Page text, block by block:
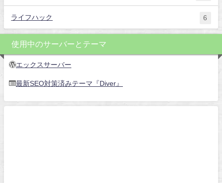
ライフハック 6
使用中のサーバーとテーマ
エックスサーバー
最新SEO対策済みテーマ『Diver』